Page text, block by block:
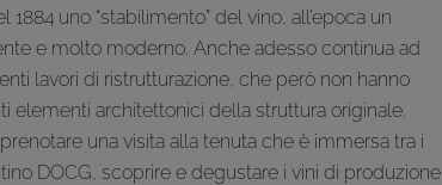
uno “stabilimento” del vino, all’epoca un
e molto moderno. Anche adesso continua ad
lavori di ristrutturazione, che però non hanno
elementi architettonici della struttura originale.
una visita alla tenuta che è immersa tra i
DOCG, scoprire e degustare i vini di produzione